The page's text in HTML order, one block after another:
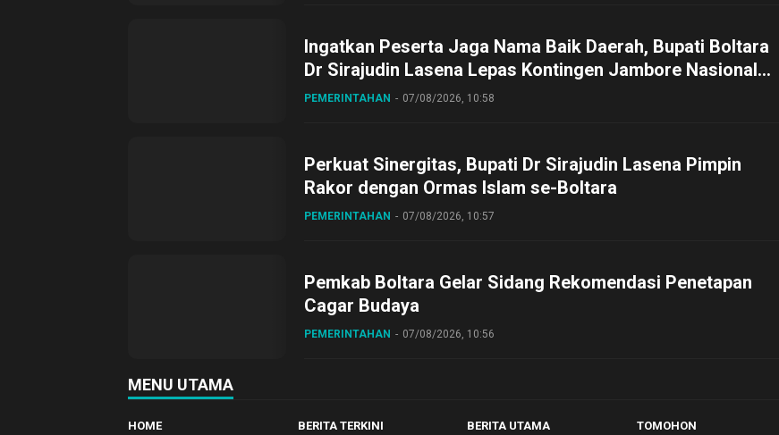
Ingatkan Peserta Jaga Nama Baik Daerah, Bupati Boltara
Dr Sirajudin Lasena Lepas Kontingen Jambore Nasional
ke XII di Buperta Cibubur
PEMERINTAHAN 07/08/2026, 10:58
Perkuat Sinergitas, Bupati Dr Sirajudin Lasena Pimpin
Rakor dengan Ormas Islam se-Boltara
PEMERINTAHAN 07/08/2026, 10:57
Pemkab Boltara Gelar Sidang Rekomendasi Penetapan
Cagar Budaya
PEMERINTAHAN 07/08/2026, 10:56
MENU UTAMA
HOME BERITA TERKINI BERITA UTAMA TOMOHON